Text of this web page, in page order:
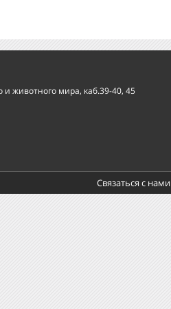
животного мира, каб.39-40, 45
Связаться с нами